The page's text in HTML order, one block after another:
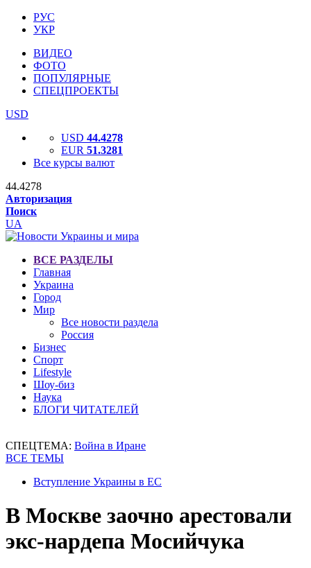
РУС
УКР
ВИДЕО
ФОТО
ПОПУЛЯРНЫЕ
СПЕЦПРОЕКТЫ
USD
USD 44.4278
EUR 51.3281
Все курсы валют
44.4278
Авторизация
Поиск
UA
ВСЕ РАЗДЕЛЫ
Главная
Украина
Город
Мир
Все новости раздела
Россия
Бизнес
Спорт
Lifestyle
Шоу-биз
Наука
БЛОГИ ЧИТАТЕЛЕЙ
СПЕЦТЕМА: Война в Иране
ВСЕ ТЕМЫ
Вступление Украины в ЕС
В Москве заочно арестовали
экс-нардепа Мосийчука